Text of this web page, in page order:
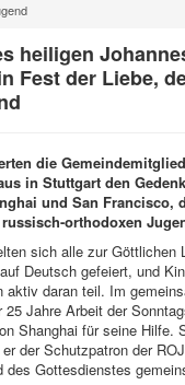
heiligen
Fest der Liebe,
die
in Stuttgart den
und San Francisco,
orthodoxen
sich alle zur Göttlichen
Deutsch gefeiert, und
aktiv daran teil. Im
Jahre Arbeit der
Shanghai für seine Hilfe.
der Schutzpatron der
des Gottesdienstes